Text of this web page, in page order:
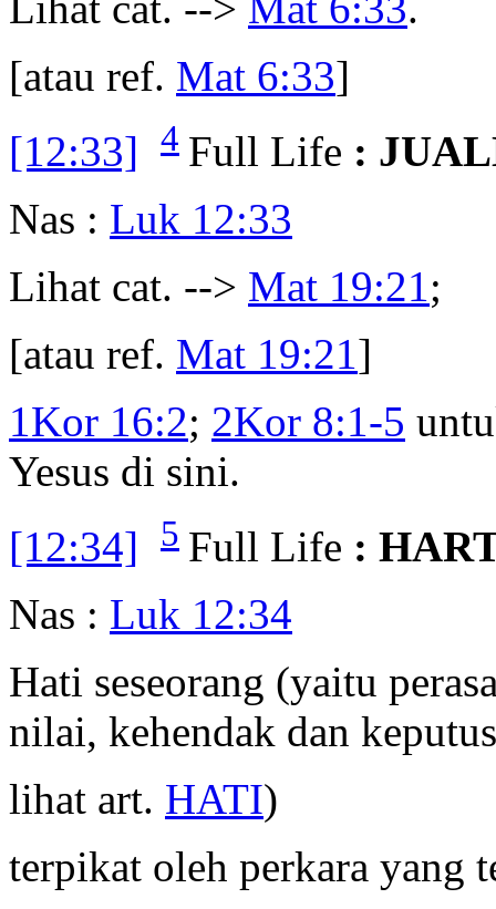
[atau ref. Mat 6:33]
[12:33]
4 Full Life :
Nas : Luk 12:33
Lihat cat. --> Mat 19:21;
[atau ref. Mat 19:21]
1Kor 16:2; 2Kor 8:1-5
Yesus di sini.
[12:34]
5 Full Life :
Nas : Luk 12:34
Hati seseorang (yaitu
nilai, kehendak dan
lihat art. HATI)
terpikat oleh perkara yang